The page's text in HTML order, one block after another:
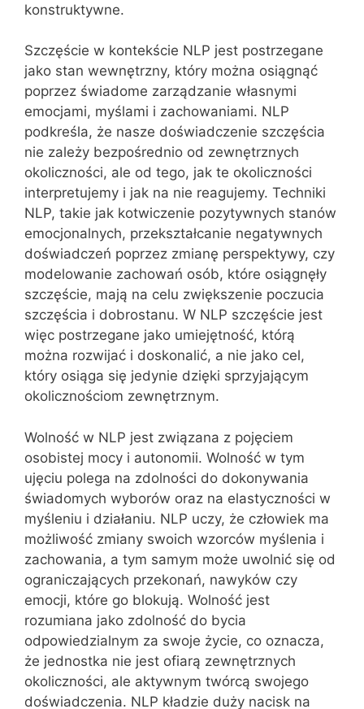
konstruktywne.
Szczęście w kontekście NLP jest postrzegane
jako stan wewnętrzny, który można osiągnąć
poprzez świadome zarządzanie własnymi
emocjami, myślami i zachowaniami. NLP
podkreśla, że nasze doświadczenie szczęścia
nie zależy bezpośrednio od zewnętrznych
okoliczności, ale od tego, jak te okoliczności
interpretujemy i jak na nie reagujemy. Techniki
NLP, takie jak kotwiczenie pozytywnych stanów
emocjonalnych, przekształcanie negatywnych
doświadczeń poprzez zmianę perspektywy, czy
modelowanie zachowań osób, które osiągnęły
szczęście, mają na celu zwiększenie poczucia
szczęścia i dobrostanu. W NLP szczęście jest
więc postrzegane jako umiejętność, którą
można rozwijać i doskonalić, a nie jako cel,
który osiąga się jedynie dzięki sprzyjającym
okolicznościom zewnętrznym.
Wolność w NLP jest związana z pojęciem
osobistej mocy i autonomii. Wolność w tym
ujęciu polega na zdolności do dokonywania
świadomych wyborów oraz na elastyczności w
myśleniu i działaniu. NLP uczy, że człowiek ma
możliwość zmiany swoich wzorców myślenia i
zachowania, a tym samym może uwolnić się od
ograniczających przekonań, nawyków czy
emocji, które go blokują. Wolność jest
rozumiana jako zdolność do bycia
odpowiedzialnym za swoje życie, co oznacza,
że jednostka nie jest ofiarą zewnętrznych
okoliczności, ale aktywnym twórcą swojego
doświadczenia. NLP kładzie duży nacisk na